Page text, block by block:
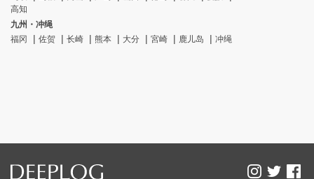
高知
九州・冲绳
福冈
佐贺 长崎 熊本 大分 宮崎 鹿儿岛 冲绳